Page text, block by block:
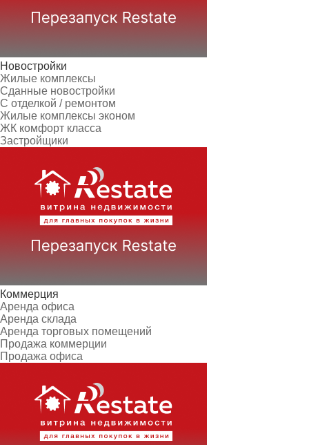
Новостройки
Жилые комплексы
Сданные новостройки
С отделкой / ремонтом
Жилые комплексы эконом
ЖК комфорт класса
Застройщики
Коммерция
Аренда офиса
Аренда склада
Аренда торговых помещений
Продажа коммерции
Продажа офиса